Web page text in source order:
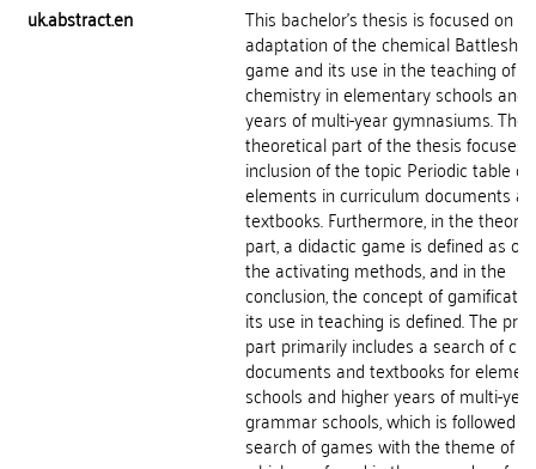
uk.abstract.en
This bachelor's thesis is focused on
adaptation of the chemical
game and its use in the teaching of
chemistry in elementary schools and
years of multi-year gymnasiums. The
theoretical part of the thesis focuses
inclusion of the topic Periodic table of
elements in curriculum documents
textbooks. Furthermore, in the
part, a didactic game is defined as
the activating methods, and in the
conclusion, the concept of
its use in teaching is defined. The
part primarily includes a search of
documents and textbooks for
schools and higher years of multi-year
grammar schools, which is followed
search of games with the theme of